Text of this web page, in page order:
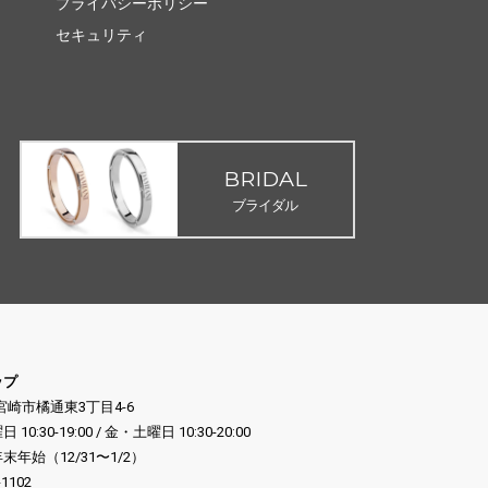
セキュリティ
BRIDAL
ブライダル
プ
崎市橘通東3丁目4-6
10:30-19:00 / 金・土曜日 10:30-20:00
年始（12/31〜1/2）